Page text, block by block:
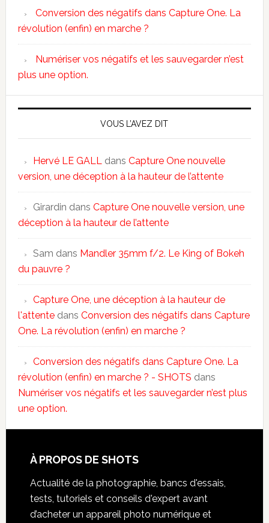
Conversion des négatifs dans Capture One. La
révolution (enfin) en marche ?
Numériser vos négatifs et les sauvegarder n’est
plus une option.
VOUS L’AVEZ DIT
Hervé LE GALLdans Capture One nouvelle
version, une déception à la hauteur de l’attente
Girardin dans Capture One nouvelle version, une
déception à la hauteur de l’attente
Sam dans Mandler 35mm f/2. Le King of Bokeh
du pauvre ?
Capture One, une déception à la hauteur de
l'attentedans Conversion des négatifs dans Capture
One. La révolution (enfin) en marche ?
Conversion des négatifs dans Capture One. La
révolution (enfin) en marche ? - SHOTS dans
Numériser vos négatifs et les sauvegarder n’est plus
une option.
À PROPOS DE SHOTS
Actualité de la photographie, bancs d'essais,
tests, tutoriels et conseils d'expert avant
d’acheter un appareil photo numérique et